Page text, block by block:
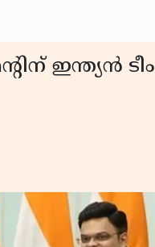
ഇന്ത്യൻ ടീം